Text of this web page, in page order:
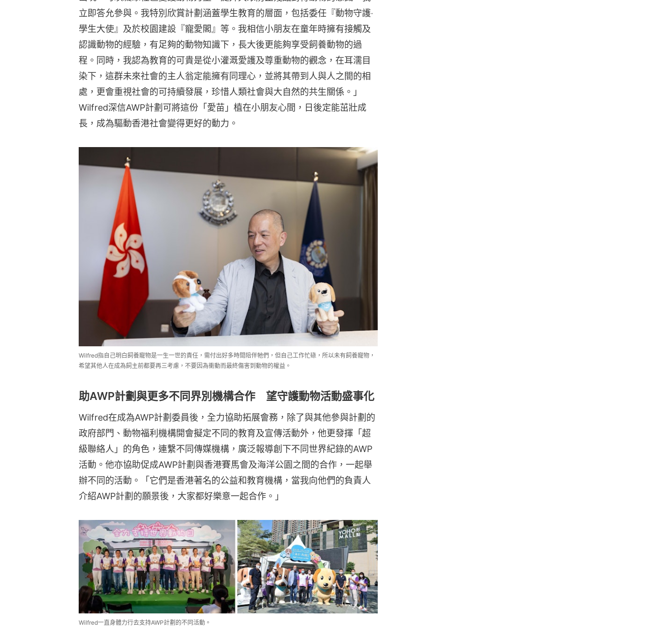
立即答允參與。我特別欣賞計劃涵蓋學生教育的層面，包括委任『動物守護‧
學生大使』及於校園建設『寵愛閣』等。我相信小朋友在童年時擁有接觸及
認識動物的經驗，有足夠的動物知識下，長大後更能夠享受飼養動物的過
程。同時，我認為教育的可貴是從小灌溉愛護及尊重動物的觀念，在耳濡目
染下，這群未來社會的主人翁定能擁有同理心，並將其帶到人與人之間的相
處，更會重視社會的可持續發展，珍惜人類社會與大自然的共生關係。」
Wilfred深信AWP計劃可將這份「愛苗」植在小朋友心間，日後定能茁壯成
長，成為驅動香港社會變得更好的動力。
Wilfred指自己明白飼養寵物是一生一世的責任，需付出好多時間陪伴牠們，但自己工作忙碌，所以未有飼養寵物，
希望其他人在成為飼主前都要再三考慮，不要因為衝動而最終傷害到動物的權益。
助AWP計劃與更多不同界別機構合作 望守護動物活動盛事化
Wilfred在成為AWP計劃委員後，全力協助拓展會務，除了與其他參與計劃的
政府部門、動物福利機構開會擬定不同的教育及宣傳活動外，他更發揮「超
級聯絡人」的角色，連繫不同傳媒機構，廣泛報導創下不同世界紀錄的AWP
活動。他亦協助促成AWP計劃與香港賽馬會及海洋公園之間的合作，一起舉
辦不同的活動。「它們是香港著名的公益和教育機構，當我向他們的負責人
介紹AWP計劃的願景後，大家都好樂意一起合作。」
Wilfred一直身體力行去支持AWP計劃的不同活動。